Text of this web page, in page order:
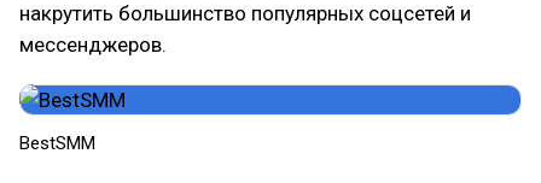
накрутить большинство популярных соцсетей и
мессенджеров.
BestSMM